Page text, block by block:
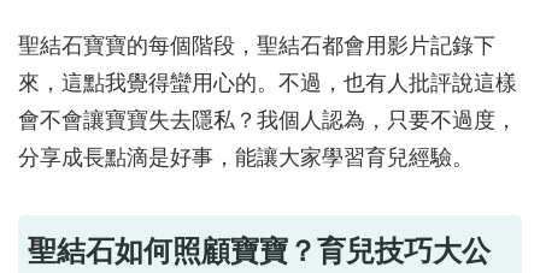
聖結石寶寶的每個階段，聖結石都會用影片記錄下
來，這點我覺得蠻用心的。不過，也有人批評說這樣
會不會讓寶寶失去隱私？我個人認為，只要不過度，
分享成長點滴是好事，能讓大家學習育兒經驗。
聖結石如何照顧寶寶？育兒技巧大公